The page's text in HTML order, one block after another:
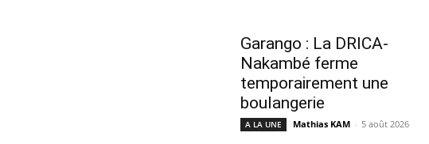
Garango : La DRICA-
Nakambé ferme
temporairement une
boulangerie
A LA UNE Mathias KAM - 5 août 2026